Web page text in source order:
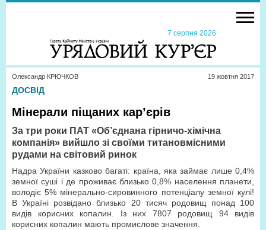
7 серпня 2026
Олександр КРЮЧКОВ 19 жовтня 2017
ДОСВІД
Мінерали піщаних кар’єрів
За три роки ПАТ «Об’єднана гірничо-хімічна
компанія» вийшло зі своїми титановмісними
рудами на світовий ринок
Надра України казково багаті: країна, яка займає лише 0,4%
земної суші і де проживає близько 0,8% населення планети,
володіє 5% мінерально-сировинного потенціалу земної кулі!
В Україні розвідано близько 20 тисяч родовищ понад 100
видів корисних копалин. Із них 7807 родовищ 94 видів
корисних копалин мають промислове значення.